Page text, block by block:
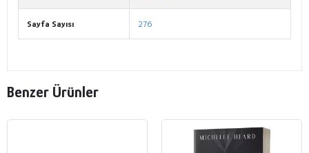
Sayfa Sayısı 276
Benzer Ürünler